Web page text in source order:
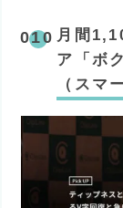
月間
ア「ボ
（スマ